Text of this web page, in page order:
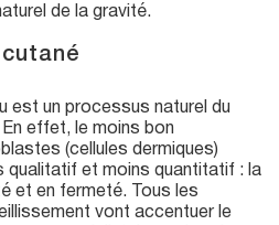
de la gravité.
est un processus naturel du
effet, le moins bon
(cellules dermiques)
qualitatif et moins quantitatif : la
et en fermeté. Tous les
vont accentuer le